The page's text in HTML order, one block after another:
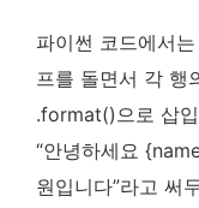
파이썬 코드에서
프를 돌면서 각 행
.format()으로 삽
“안녕하세요
원입니다”라고 써